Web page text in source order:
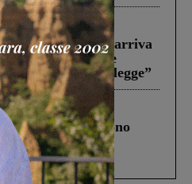
‘Mordi e fuggi’ arriva
“Come Comune
far rispettare la legge”
A1 in cui morirono
Lo schianto, il
fra tir....